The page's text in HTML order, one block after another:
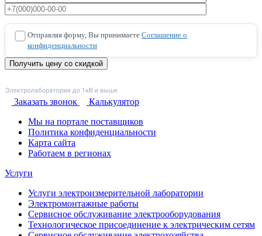
Отправляя форму, Вы принимаете Соглашение о
конфиденциальности
Заказать звонок
Калькулятор
Мы на портале поставщиков
Политика конфиденциальности
Карта сайта
Работаем в регионах
Услуги
Услуги электроизмерительной лаборатории
Электромонтажные работы
Сервисное обслуживание электрооборудования
Технологическое присоединение к электрическим сетям